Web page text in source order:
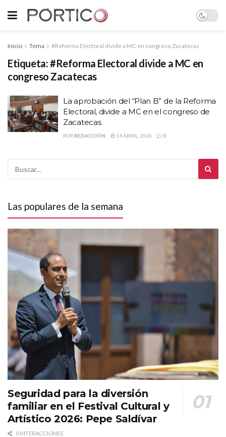
Inicio Tema #Reforma Electoral divide a MC en congreso Zacatecas
Etiqueta:#Reforma Electoral divide a MC en
congreso Zacatecas
La aprobación del “Plan B” de la Reforma
Electoral, divide a MC en el congreso de
Zacatecas
POR REDACCIÓN 14 ABRIL, 2026 0
Las populares de la semana
Seguridad para la diversión
familiar en el Festival Cultural y
Artístico 2026: Pepe Saldívar
0 INTERACCIONES